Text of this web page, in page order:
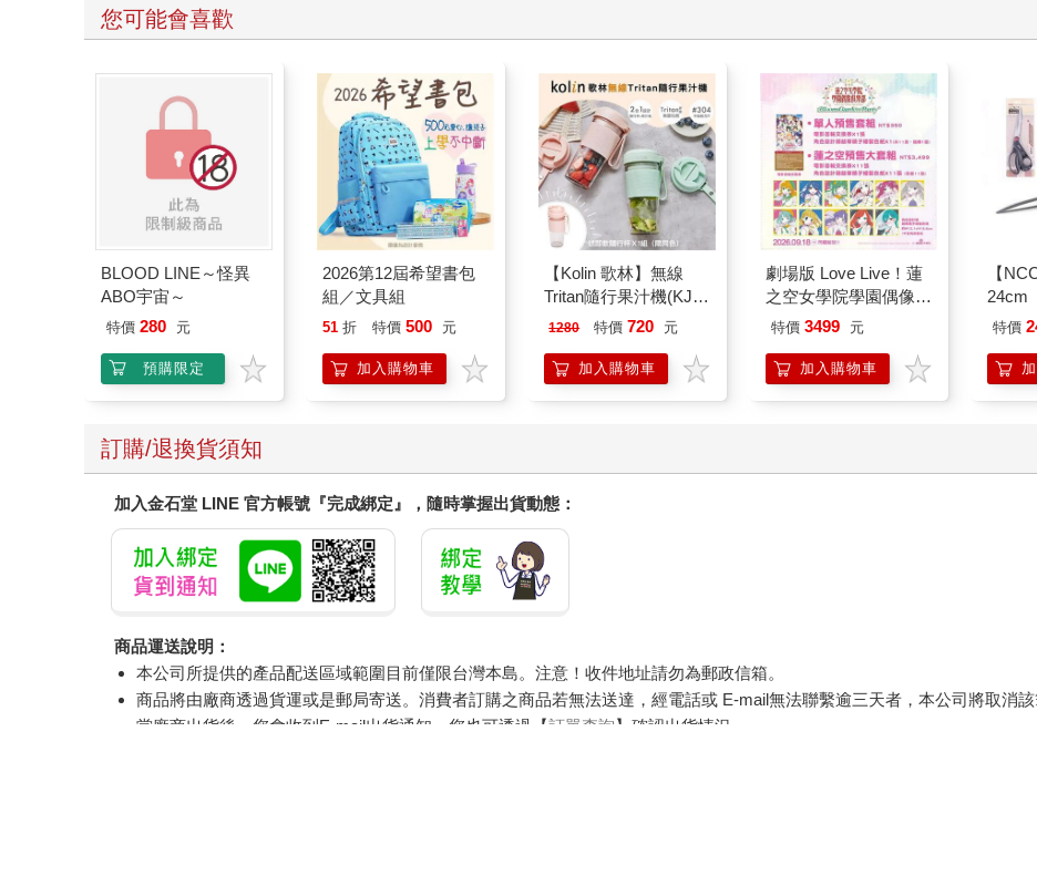
您可能會喜歡
BLOOD LINE～怪異
ABO宇宙～
特價 280 元
預購限定
2026第12屆希望書包
組／文具組
51 折 特價 500 元
加入購物車
【Kolin 歌林】無線
Tritan隨行果汁機(KJE-
MN502)
1280 特價 720 元
加入購物車
劇場版 Love Live！蓮
之空女學院學園偶像俱
樂部 Bloom Garden
組
特價 3499 元
加入購物車
【
24cm
特價
訂購/退換貨須知
加入金石堂 LINE 官方帳號『完成綁定』，隨時掌握出貨動態：
商品運送說明：
本公司所提供的產品配送區域範圍目前僅限台灣本島。注意！收件地址請勿為郵政信箱。
商品將由廠商透過貨運或是郵局寄送。消費者訂購之商品若無法送達，經電話或 E-mail無法聯繫逾三天者，本公司將取消該
當廠商出貨後，您會收到E-mail出貨通知，您也可透過【訂單查詢】確認出貨情況。